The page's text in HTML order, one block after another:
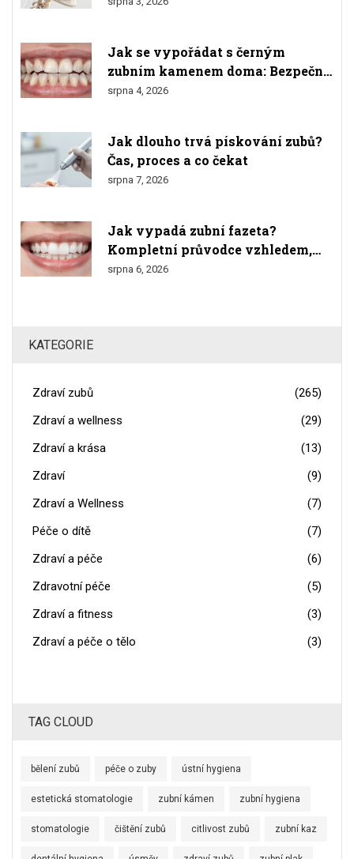
Jak se vypořádat s černým
zubním kamenem doma: Bezpečné
metody a varování
srpna 4, 2026
Jak dlouho trvá pískování zubů?
Čas, proces a co čekat
srpna 7, 2026
Jak vypadá zubní fazeta?
Kompletní průvodce vzhledem,
materiály a výsledkem
srpna 6, 2026
KATEGORIE
Zdraví zubů
(265)
Zdraví a wellness
(29)
Zdraví a krása
(13)
Zdraví
(9)
Zdraví a Wellness
(7)
Péče o dítě
(7)
Zdraví a péče
(6)
Zdravotní péče
(5)
Zdraví a fitness
(3)
Zdraví a péče o tělo
(3)
TAG CLOUD
bělení zubů péče o zuby ústní hygiena
estetická stomatologie zubní kámen zubní hygiena
stomatologie čištění zubů citlivost zubů zubní kaz